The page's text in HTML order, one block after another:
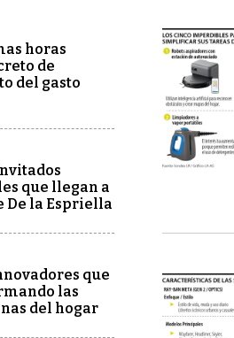
horas
de
del gasto
que llegan a
De la Espriella
que
las
del hogar